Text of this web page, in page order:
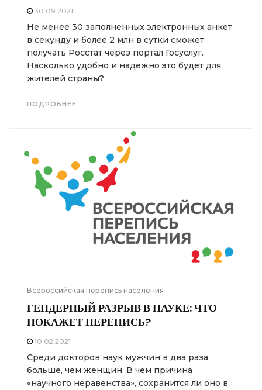
30.09.2021
Не менее 30 заполненных электронных анкет
в секунду и более 2 млн в сутки сможет
получать Росстат через портал Госуслуг.
Насколько удобно и надежно это будет для
жителей страны?
ПОДРОБНЕЕ
Всероссийская перепись населения
ГЕНДЕРНЫЙ РАЗРЫВ В НАУКЕ: ЧТО
ПОКАЖЕТ ПЕРЕПИСЬ?
10.02.2021
Среди докторов наук мужчин в два раза
больше, чем женщин. В чем причина
«научного неравенства», сохранится ли оно в